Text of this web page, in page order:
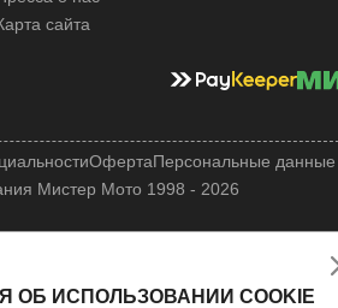
сайта
Мистер Мото 1998 - 2026
ОфертаПерсональные данные
ОБ ИСПОЛЬЗОВАНИИ COOKIE